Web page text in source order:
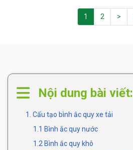
1 2 >
Nội dung bài viết:
1. Cấu tạo bình ắc quy xe tải
1.1 Bình ắc quy nước
1.2 Bình ắc quy khô